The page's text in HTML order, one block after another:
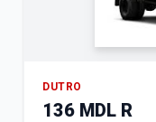
DUTRO
136 MDL R